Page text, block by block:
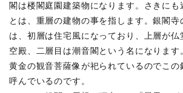
安楽
寺
2.6
真如
2.7
閣は楼閣庭園建築物になります。さきにも
とは、重層の建物の事を指します。銀閣寺
は、初層は住宅風になっており、上層が
空殿、二層目は潮音閣という名になります
黄金の観音菩薩像が祀られているのでこの
呼んでいるのです。